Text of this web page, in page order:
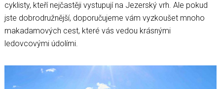
cyklisty, kteří nejčastěji vystupují na Jezerský vrh. Ale pokud
jste dobrodružnější, doporučujeme vám vyzkoušet mnoho
makadamových cest, které vás vedou krásnými
ledovcovými údolími.